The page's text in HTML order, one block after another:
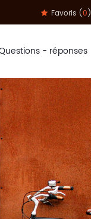
Favoris (0)
- réponses